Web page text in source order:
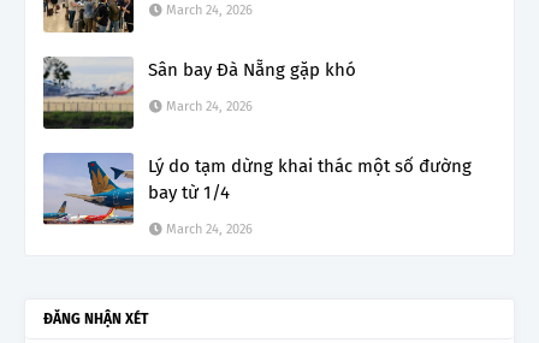
March 24, 2026
Sân bay Đà Nẵng gặp khó
March 24, 2026
Lý do tạm dừng khai thác một số đường
bay từ 1/4
March 24, 2026
ĐĂNG NHẬN XÉT